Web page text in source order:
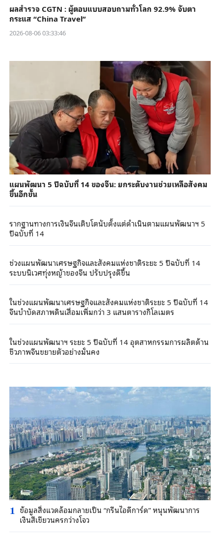
ผลสำรวจ CGTN : ผู้ตอบแบบสอบถามทั่วโลก 92.9% จับตา
กระแส “China Travel”
2026-08-06 03:33:46
แผนพัฒนา 5 ปีฉบับที่ 14 ของจีน: ยกระดับงานช่วยเหลือสังคม
ขึ้นอีกขั้น
รากฐานทางการเงินจีนเติบโตนับตั้งแต่ดำเนินตามแผนพัฒนาฯ 5
ปีฉบับที่ 14
ช่วงแผนพัฒนาเศรษฐกิจและสังคมแห่งชาติระยะ 5 ปีฉบับที่ 14
ระบบนิเวศทุ่งหญ้าของจีน ปรับปรุงดีขึ้น
ในช่วงแผนพัฒนาเศรษฐกิจและสังคมแห่งชาติระยะ 5 ปีฉบับที่ 14
จีนบำบัดสภาพดินเสื่อมเพิ่มกว่า 3 แสนตารางกิโลเมตร
ในช่วงแผนพัฒนาฯ ระยะ 5 ปีฉบับที่ 14 อุตสาหกรรมการผลิตด้าน
ชีวภาพจีนขยายตัวอย่างมั่นคง
1 ข้อมูลสิ่งแวดล้อมกลายเป็น “กรีนไอดีการ์ด” หนุนพัฒนาการ
เงินสีเขียวนครกว่างโจว